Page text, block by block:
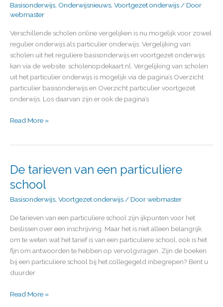
Basisonderwijs Onderwijsnieuws Voortgezet onderwijs / Door
webmaster
Verschillende scholen online vergelijken is nu mogelijk voor zowel
regulier onderwijs als particulier onderwijs. Vergelijking van
scholen uit het reguliere basisonderwijs en voortgezet onderwijs
kan via de website: scholenopdekaart.nl. Vergelijking van scholen
uit het particulier onderwijs is mogelijk via de pagina’s Overzicht
particulier basisonderwijs en Overzicht particulier voortgezet
onderwijs. Los daarvan zijn er ook de pagina’s
vergelijken
Read More »
De tarieven van een particuliere
school
Basisonderwijs Voortgezet onderwijs / Doorwebmaster
De tarieven van een particuliere school zijn ijkpunten voor het
beslissen over een inschrijving. Maar het is niet alleen belangrijk
om te weten wat het tarief is van een particuliere school, ook is het
fijn om antwoorden te hebben op vervolgvragen. Zijn de boeken
bij een particuliere school bij het collegegeld inbegrepen? Bent u
duurder
De
tarieven
van
een
school
Read More »